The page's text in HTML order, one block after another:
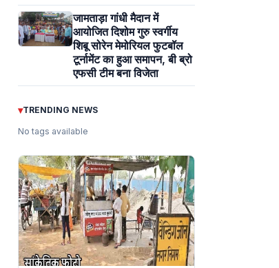
जामताड़ा गांधी मैदान में
आयोजित दिशोम गुरु स्वर्गीय
शिबू सोरेन मेमोरियल फुटबॉल
टूर्नामेंट का हुआ समापन, बी ब्रो
एफसी टीम बना विजेता
▾TRENDING NEWS
No tags available